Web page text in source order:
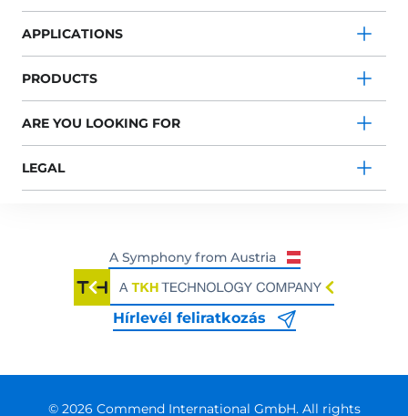
APPLICATIONS
PRODUCTS
ARE YOU LOOKING FOR
LEGAL
Hírlevél feliratkozás
© 2026 Commend International GmbH. All rights